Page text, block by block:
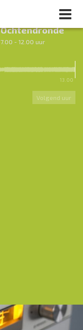
Ochtendronde
7.00 - 12.00 uur
13.00
Volgend uur